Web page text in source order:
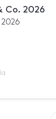
Co. 2026